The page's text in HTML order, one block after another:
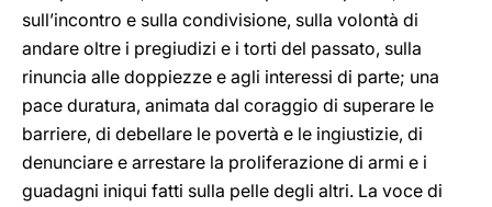
sull’incontro e sulla condivisione, sulla volontà di
andare oltre i pregiudizi e i torti del passato, sulla
rinuncia alle doppiezze e agli interessi di parte; una
pace duratura, animata dal coraggio di superare le
barriere, di debellare le povertà e le ingiustizie, di
denunciare e arrestare la proliferazione di armi e i
guadagni iniqui fatti sulla pelle degli altri. La voce di